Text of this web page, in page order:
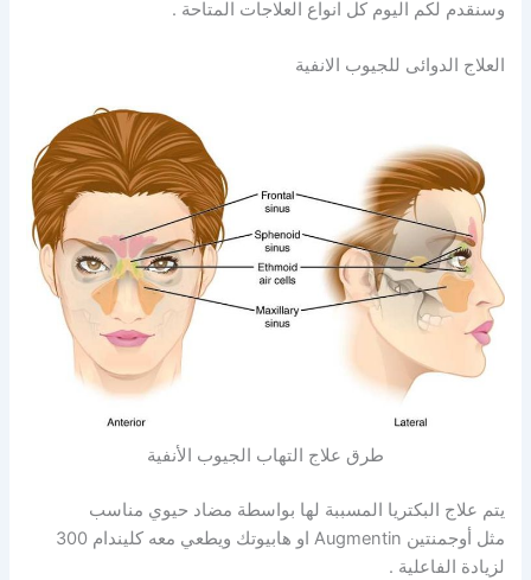
وسنقدم لكم اليوم كل انواع العلاجات المتاحة .
العلاج الدوائى للجيوب الانفية
طرق علاج التهاب الجيوب الأنفية
يتم علاج البكتريا المسببة لها بواسطة مضاد حيوي مناسب
مثل أوجمنتين Augmentin او هابيوتك ويطعي معه كليندام 300
لزيادة الفاعلية .